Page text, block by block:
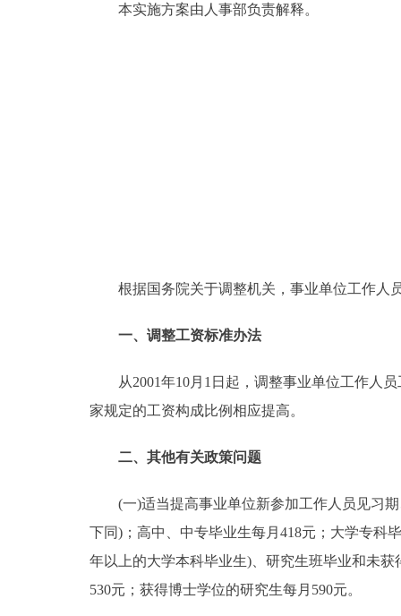
本实施方案由人事部负责解释。
根据国务院关于调整机关，事业单位工作人
一、调整工资标准办法
从2001年10月1日起，调整事业单位工作人员
家规定的工资构成比例相应提高。
二、其他有关政策问题
(一)适当提高事业单位新参加工作人员见习期
下同)；高中、中专毕业生每月418元；大学专科
年以上的大学本科毕业生)、研究生班毕业和未
530元；获得博士学位的研究生每月590元。